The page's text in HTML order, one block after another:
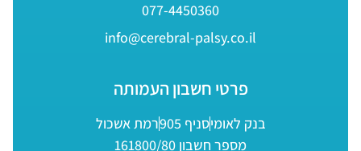
077-4450360
info@cerebral-palsy.co.il
פרטי חשבון העמותה
בנק לאומיסניף 905
רמת אשכול
מספר חשבון 161800/80